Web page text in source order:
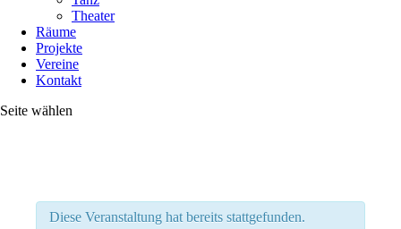
Theater
Räume
Projekte
Vereine
Kontakt
Seite wählen
Diese Veranstaltung hat bereits stattgefunden.